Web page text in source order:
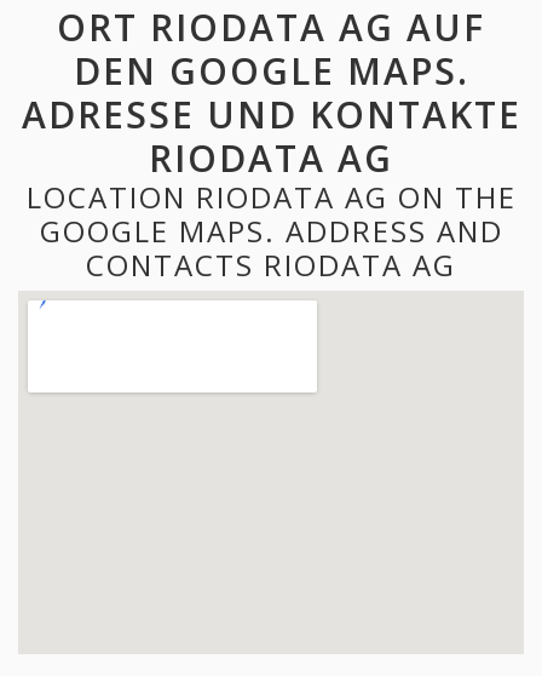
ORT RIODATA AG AUF
DEN GOOGLE MAPS.
ADRESSE UND KONTAKTE
RIODATA AG
LOCATION RIODATA AG ON THE
GOOGLE MAPS. ADDRESS AND
CONTACTS RIODATA AG